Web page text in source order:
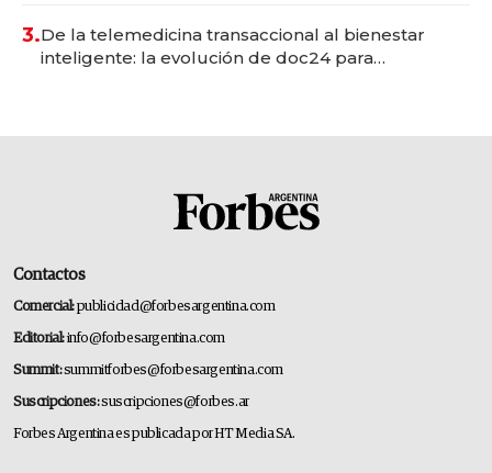
3.De la telemedicina transaccional al bienestar
inteligente: la evolución de doc24 para
Contactos
Comercial:publicidad@forbesargentina.com
Editorial:info@forbesargentina.com
Summit:summitforbes@forbesargentina.com
Suscripciones:suscripciones@forbes.ar
Forbes Argentina es publicada por HT Media SA.